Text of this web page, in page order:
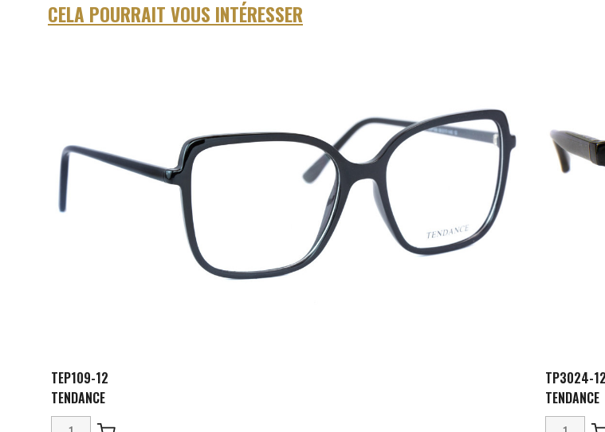
CELA POURRAIT VOUS INTÉRESSER
TEP109-12
TENDANCE
TP3024-12
TENDANCE